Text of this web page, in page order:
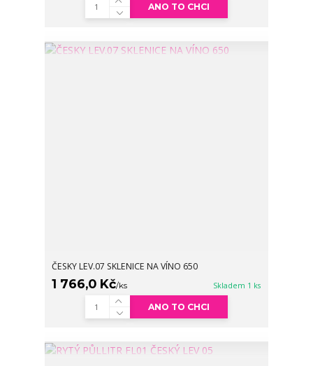
ANO TO CHCI
ČESKY LEV.07 SKLENICE NA VÍNO 650
1 766,0 Kč/ks Skladem 1 ks
ANO TO CHCI